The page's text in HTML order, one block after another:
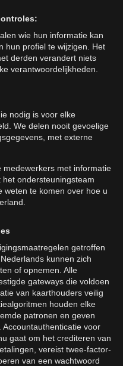
wie hun informatie kan
hun profiel te wijzigen. Het
derden verandert niets
verantwoordelijkheden.
nodig is voor elke
We delen nooit gevoelige
met externe
met informatie
ondersteuningsteam
weten te komen over hoe u
getroffen
kunnen zich
of opnemen. Alle
gateways die voldoen
van kaarthouders veilig
houden elke
patronen en geven
voor
gaat om het crediteren van
vereist twee-factor-
van een wachtwoord